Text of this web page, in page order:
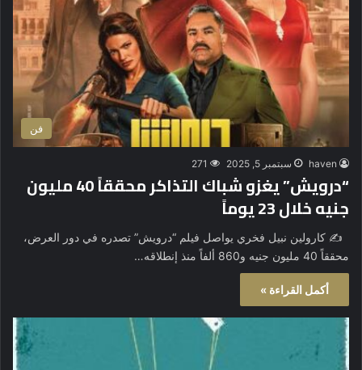
فن
haven سبتمبر 5, 2025 271
“درويش” يغزو شباك التذاكر محققاً 40 مليون
جنيه خلال 23 يوماً
✍️ كارولين نبيل فخري يواصل فيلم “درويش” تصدره في دور العرض،
محققاً 40 مليون جنيه و860 ألفاً منذ إنطلاقه…
أكمل القراءة »